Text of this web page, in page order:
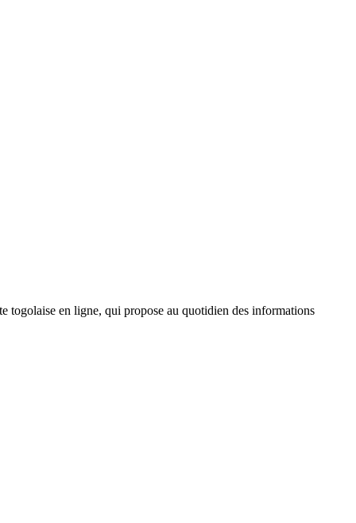
togolaise en ligne, qui propose au quotidien des informations